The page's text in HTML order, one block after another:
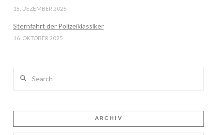
15. DEZEMBER 2025
Sternfahrt der Polizeiklassiker
16. OKTOBER 2025
ARCHIV